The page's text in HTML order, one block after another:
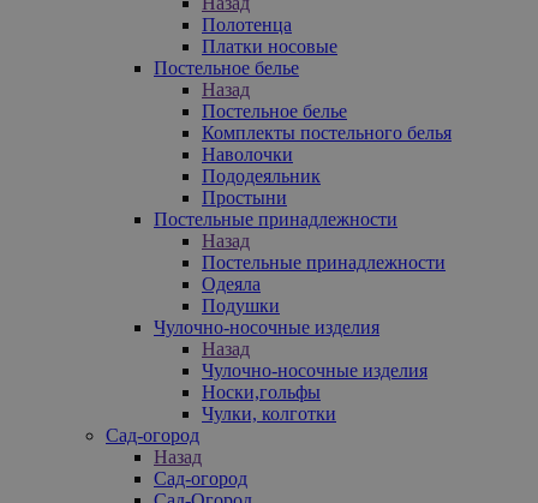
Полотенца
Платки носовые
Постельное белье
Назад
Постельное белье
Комплекты постельного белья
Наволочки
Пододеяльник
Простыни
Постельные принадлежности
Назад
Постельные принадлежности
Одеяла
Подушки
Чулочно-носочные изделия
Назад
Чулочно-носочные изделия
Носки,гольфы
Чулки, колготки
Сад-огород
Назад
Сад-огород